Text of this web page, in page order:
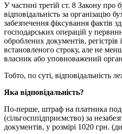
У частині третій ст. 8 Закону про
відповідальність за організацію
забезпечення фіксування фактів
господарських операцій у
оброблених документів, регістрів
встановленого строку, але не
власник або уповноважений
Тобто, по суті, відповідальність
Яка відповідальність?
По-перше, штраф на платника
(сільгосппідприємство) за
документів, у розмірі 1020 грн.